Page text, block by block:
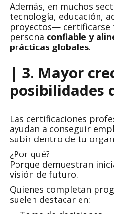
Además, en muchos
tecnología, educación,
proyectos— certificarse
persona confiable y
prácticas globales.
| 3. Mayor
posibilidades
Las certificaciones
ayudan a conseguir
subir dentro de tu
¿Por qué?
Porque demuestran
visión de futuro.
Quienes completan
suelen destacar en: